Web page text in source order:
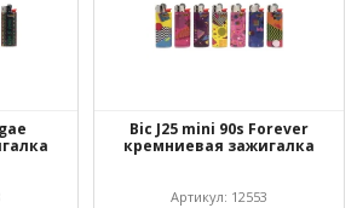
Bic J25 mini 90s Forever
кремниевая зажигалка
Артикул: 12553